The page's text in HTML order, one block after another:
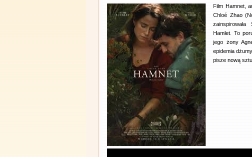
Film Hamnet,
Chloé Zhao
Hamlet. To
jego żony
epidemia
pisze nową